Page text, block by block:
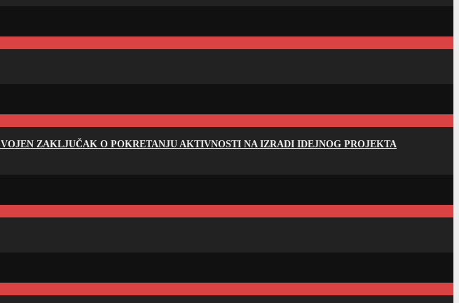
ZAKLJUČAK O POKRETANJU AKTIVNOSTI NA IZRADI IDEJNOG PROJEKTA